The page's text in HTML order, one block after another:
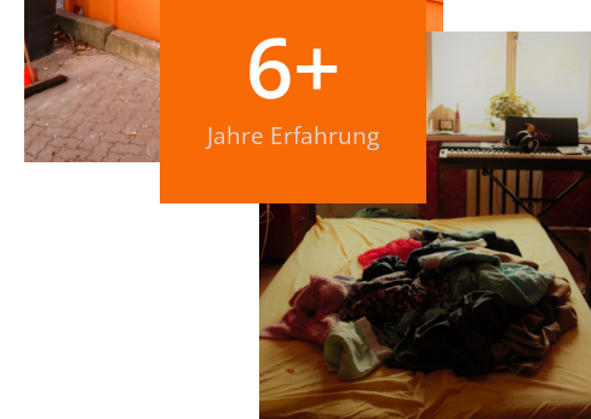
Jahre Erfahrung
6+